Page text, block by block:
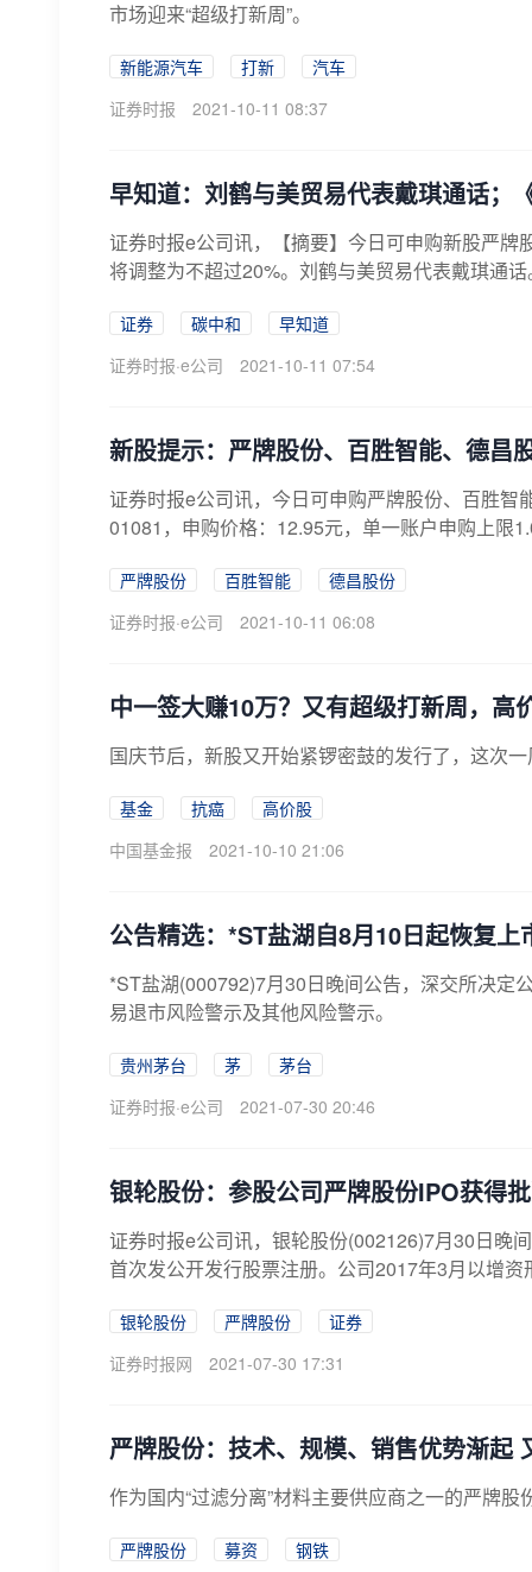
市场迎来“超级打新周”。
新能源汽车 打新
汽车
证券时报
2021-10-11 08:37
早知道：刘鹤与美贸易代表戴琪通话；
证券时报e公司讯，【摘要】今日可申购新股严
将调整为不超过20%。刘鹤与美贸易代表戴琪通
证券 碳中和
早知道
证券时报·e公司
2021-10-11 07:54
新股提示：严牌股份、百胜智能、德昌
证券时报e公司讯，今日可申购严牌股份、百胜
01081，申购价格：12.95元，单一账户申购上限
严牌股份 百胜智能
德昌股份
证券时报·e公司
2021-10-11 06:08
中一签大赚10万？又有超级打新周，高
国庆节后，新股又开始紧锣密鼓的发行了，这次
基金 抗癌
高价股
中国基金报
2021-10-10 21:06
公告精选：*ST盐湖自8月10日起恢复
*ST盐湖(000792)7月30日晚间公告，深交所决定
易退市风险警示及其他风险警示。
贵州茅台 茅
茅台
证券时报·e公司
2021-07-30 20:46
银轮股份：参股公司严牌股份IPO获得
证券时报e公司讯，银轮股份(002126)7月30日晚
首次发公开发行股票注册。公司2017年3月以增
银轮股份 严牌股份
证券
证券时报网
2021-07-30 17:31
严牌股份：技术、规模、销售优势渐起
作为国内“过滤分离”材料主要供应商之一的严牌
严牌股份 募资
钢铁